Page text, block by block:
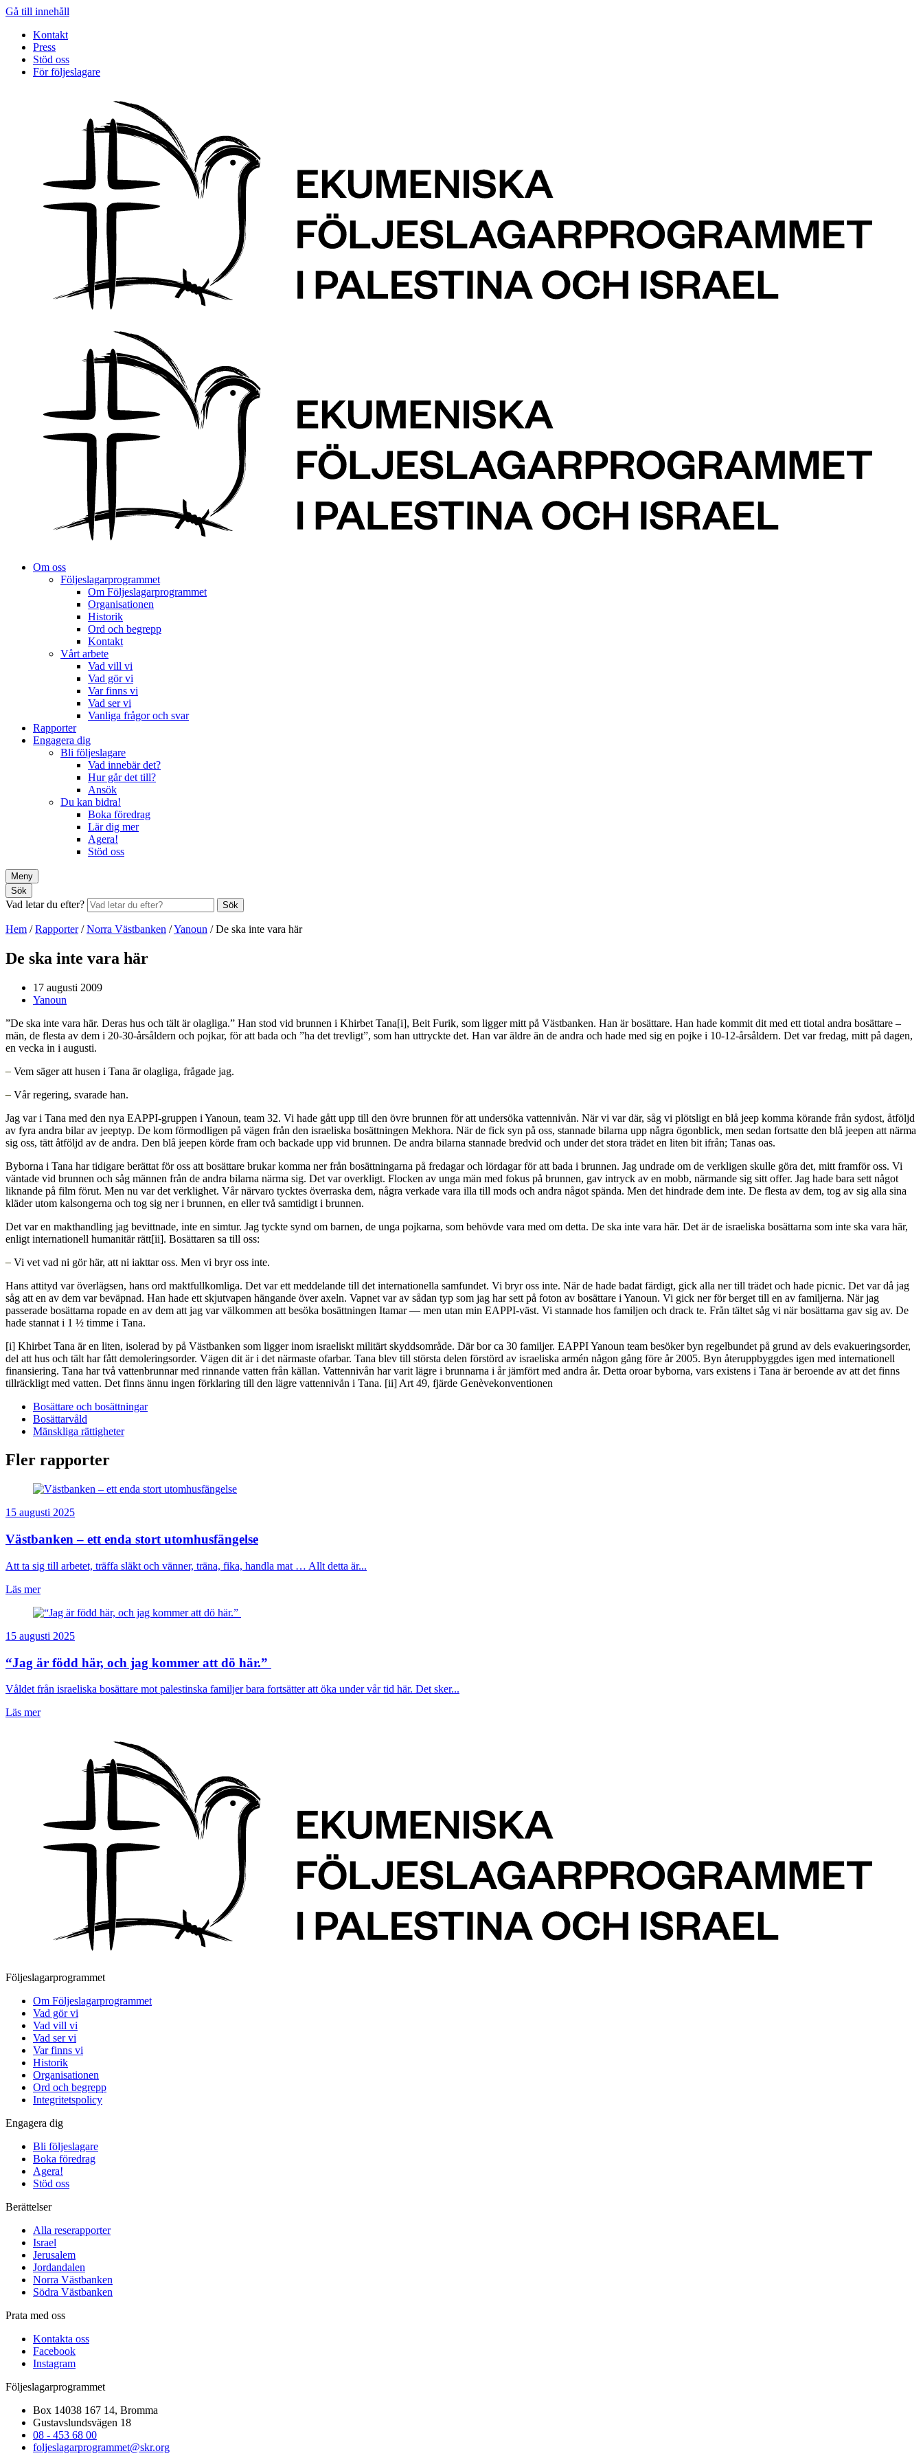
Gå till innehåll
Kontakt
Press
Stöd oss
För följeslagare
Om oss
Följeslagarprogrammet
Om Följeslagarprogrammet
Organisationen
Historik
Ord och begrepp
Kontakt
Vårt arbete
Vad vill vi
Vad gör vi
Var finns vi
Vad ser vi
Vanliga frågor och svar
Rapporter
Engagera dig
Bli följeslagare
Vad innebär det?
Hur går det till?
Ansök
Du kan bidra!
Boka föredrag
Lär dig mer
Agera!
Stöd oss
Meny
Sök
Vad letar du efter? Sök
Hem /Rapporter/Norra Västbanken /Yanoun /De ska inte vara här
De ska inte vara här
17 augusti 2009
Yanoun
”De ska inte vara här. Deras hus och tält är olagliga.” Han stod vid brunnen i Khirbet Tana[i], Beit Furik, som ligger mitt på Västbanken. Han är bosättare. Han hade kommit dit med ett tiotal andra bosättare –
män, de flesta av dem i 20-30-årsåldern och pojkar, för att bada och ”ha det trevligt”, som han uttryckte det. Han var äldre än de andra och hade med sig en pojke i 10-12-årsåldern. Det var fredag, mitt på dagen,
en vecka in i augusti.
– Vem säger att husen i Tana är olagliga, frågade jag.
– Vår regering, svarade han.
Jag var i Tana med den nya EAPPI-gruppen i Yanoun, team 32. Vi hade gått upp till den övre brunnen för att undersöka vattennivån. När vi var där, såg vi plötsligt en blå jeep komma körande från sydost, åtföljd
av fyra andra bilar av jeeptyp. De kom förmodligen på vägen från den israeliska bosättningen Mekhora. När de fick syn på oss, stannade bilarna upp några ögonblick, men sedan fortsatte den blå jeepen att närma
sig oss, tätt åtföljd av de andra. Den blå jeepen körde fram och backade upp vid brunnen. De andra bilarna stannade bredvid och under det stora trädet en liten bit ifrån; Tanas oas.
Byborna i Tana har tidigare berättat för oss att bosättare brukar komma ner från bosättningarna på fredagar och lördagar för att bada i brunnen. Jag undrade om de verkligen skulle göra det, mitt framför oss. Vi
väntade vid brunnen och såg männen från de andra bilarna närma sig. Det var overkligt. Flocken av unga män med fokus på brunnen, gav intryck av en mobb, närmande sig sitt offer. Jag hade bara sett något
liknande på film förut. Men nu var det verklighet. Vår närvaro tycktes överraska dem, några verkade vara illa till mods och andra något spända. Men det hindrade dem inte. De flesta av dem, tog av sig alla sina
kläder utom kalsongerna och tog sig ner i brunnen, en eller två samtidigt i brunnen.
Det var en makthandling jag bevittnade, inte en simtur. Jag tyckte synd om barnen, de unga pojkarna, som behövde vara med om detta. De ska inte vara här. Det är de israeliska bosättarna som inte ska vara här,
enligt internationell humanitär rätt[ii]. Bosättaren sa till oss:
– Vi vet vad ni gör här, att ni iakttar oss. Men vi bryr oss inte.
Hans attityd var överlägsen, hans ord maktfullkomliga. Det var ett meddelande till det internationella samfundet. Vi bryr oss inte. När de hade badat färdigt, gick alla ner till trädet och hade picnic. Det var då jag
såg att en av dem var beväpnad. Han hade ett skjutvapen hängande över axeln. Vapnet var av sådan typ som jag har sett på foton av bosättare i Yanoun. Vi gick ner för berget till en av familjerna. När jag
passerade bosättarna ropade en av dem att jag var välkommen att besöka bosättningen Itamar — men utan min EAPPI-väst. Vi stannade hos familjen och drack te. Från tältet såg vi när bosättarna gav sig av. De
hade stannat i 1 ½ timme i Tana.
[i] Khirbet Tana är en liten, isolerad by på Västbanken som ligger inom israeliskt militärt skyddsområde. Där bor ca 30 familjer. EAPPI Yanoun team besöker byn regelbundet på grund av dels evakueringsorder,
del att hus och tält har fått demoleringsorder. Vägen dit är i det närmaste ofarbar. Tana blev till största delen förstörd av israeliska armén någon gång före år 2005. Byn återuppbyggdes igen med internationell
finansiering. Tana har två vattenbrunnar med rinnande vatten från källan. Vattennivån har varit lägre i brunnarna i år jämfört med andra år. Detta oroar byborna, vars existens i Tana är beroende av att det finns
tillräckligt med vatten. Det finns ännu ingen förklaring till den lägre vattennivån i Tana. [ii] Art 49, fjärde Genèvekonventionen
Bosättare och bosättningar
Bosättarvåld
Mänskliga rättigheter
Fler rapporter
15 augusti 2025
Västbanken – ett enda stort utomhusfängelse
Att ta sig till arbetet, träffa släkt och vänner, träna, fika, handla mat … Allt detta är...
Läs mer
15 augusti 2025
“Jag är född här, och jag kommer att dö här.”
Våldet från israeliska bosättare mot palestinska familjer bara fortsätter att öka under vår tid här. Det sker...
Läs mer
Följeslagarprogrammet
Om Följeslagarprogrammet
Vad gör vi
Vad vill vi
Vad ser vi
Var finns vi
Historik
Organisationen
Ord och begrepp
Integritetspolicy
Engagera dig
Bli följeslagare
Boka föredrag
Agera!
Stöd oss
Berättelser
Alla reserapporter
Israel
Jerusalem
Jordandalen
Norra Västbanken
Södra Västbanken
Prata med oss
Kontakta oss
Facebook
Instagram
Följeslagarprogrammet
Box 14038 167 14, Bromma
Gustavslundsvägen 18
08 - 453 68 00
foljeslagarprogrammet@skr.org